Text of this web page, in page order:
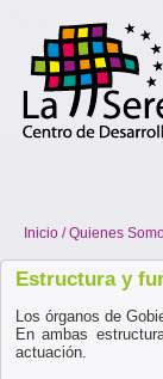
Inicio / Quienes
Estructura y
Los órganos de
En ambas
actuación.